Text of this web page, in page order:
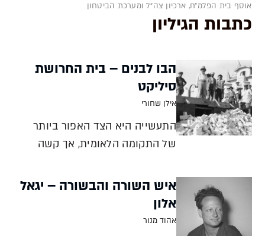
אוסף בית הפלמ״ח, ארכיון צה״ל ומערכת הביטחון
כתבות הגיליון
הבו לבנים – בית החרושת
סיליקט
אילן שחורי
התעשייה היא הצד האפור ביותר
של התקומה הלאומית, אך קשה
המנדטורית בלי לבני הסיליקט
שהותירו חותם על העיר העברית
הראשונה. הבו לנו לבנים ונבנה את
איש השורה והבשורה – יגאל
אלון
אהוד מנור